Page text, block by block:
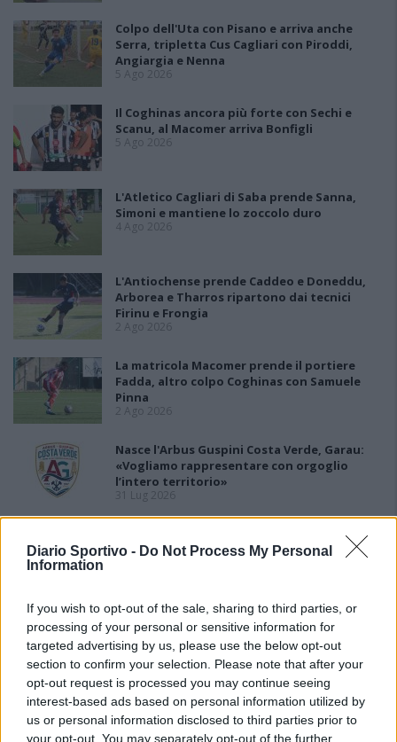
Diario Sportivo - Do Not Process My Personal
Information
If you wish to opt-out of the sale, sharing to third parties, or
processing of your personal or sensitive information for
targeted advertising by us, please use the below opt-out
section to confirm your selection. Please note that after your
opt-out request is processed you may continue seeing
interest-based ads based on personal information utilized by
us or personal information disclosed to third parties prior to
your opt-out. You may separately opt-out of the further
Colpo dell'Uta con Pisano e arriva anche
Serra, tripletta Cus Cagliari con Piroddi,
Angiargia e Nenna
5 Ago 2026
Il Coghinas ancora più forte con Sechi e
Scanu, al Macomer arriva Bonfigli
5 Ago 2026
L'Atletico Cagliari di Saba prende Sanna,
Simoni e mantiene lo zoccolo duro
4 Ago 2026
L'Antiochense prende Caddeo e Doneddu,
Arborea e Tharros ripartono dai tecnici
Firinu e Frongia
2 Ago 2026
La matricola Macomer prende il portiere
Fadda, altro colpo Coghinas con Samuele
Pinna
2 Ago 2026
Nasce l'Arbus Guspini Costa Verde, Garau:
«Vogliamo rappresentare con orgoglio
l’intero territorio»
31 Lug 2026
Il Sant'Elena si riprende il difensore Mancusi
28 Lug 2026